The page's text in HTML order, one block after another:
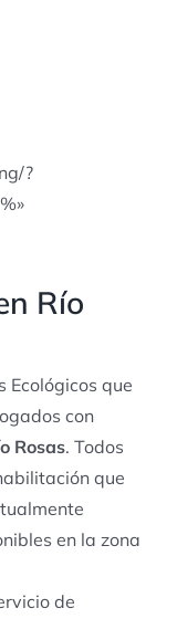
?
Río
Ecológicos que
con
Rosas. Todos
que
en la zona
de